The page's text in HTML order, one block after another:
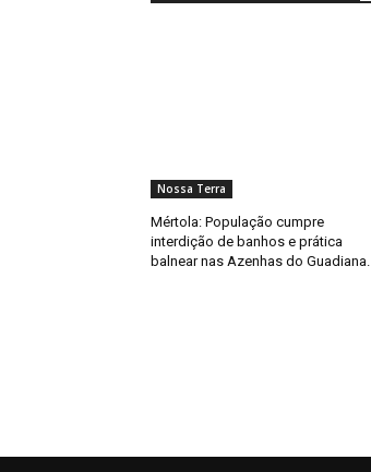
Nossa Terra
Mértola: População cumpre
interdição de banhos e prática
balnear nas Azenhas do Guadiana.